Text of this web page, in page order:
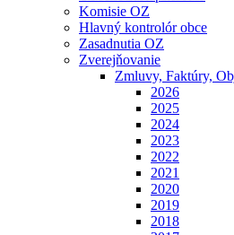
Komisie OZ
Hlavný kontrolór obce
Zasadnutia OZ
Zverejňovanie
Zmluvy, Faktúry,
2026
2025
2024
2023
2022
2021
2020
2019
2018